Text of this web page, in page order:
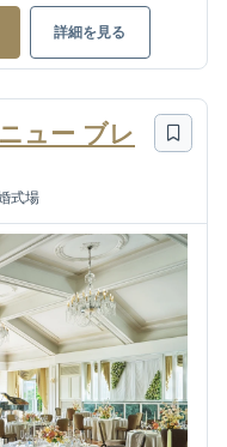
詳細を見る
ュー ブレ
式場